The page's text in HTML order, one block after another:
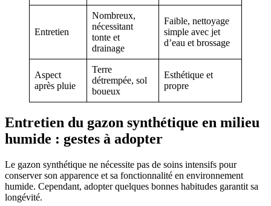
Entretien
Nombreux,
nécessitant
tonte et
drainage
Faible, nettoyage
simple avec jet
d’eau et brossage
Aspect
après pluie
Terre
détrempée, sol
boueux
Esthétique et
propre
Entretien du gazon synthétique en milieu
humide : gestes à adopter
Le gazon synthétique ne nécessite pas de soins intensifs pour
conserver son apparence et sa fonctionnalité en environnement
humide. Cependant, adopter quelques bonnes habitudes garantit sa
longévité.